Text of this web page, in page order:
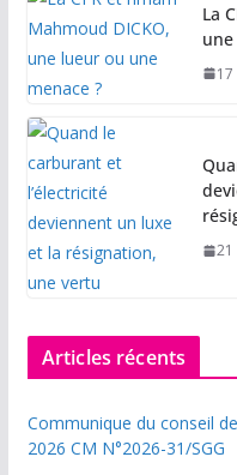
La
21
Articles récents
Communique du conseil
2026 CM N°2026-31/SGG